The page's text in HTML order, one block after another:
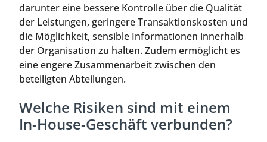
darunter eine bessere Kontrolle über die Qualität
der Leistungen, geringere Transaktionskosten und
die Möglichkeit, sensible Informationen innerhalb
der Organisation zu halten. Zudem ermöglicht es
eine engere Zusammenarbeit zwischen den
beteiligten Abteilungen.
Welche Risiken sind mit einem
In-House-Geschäft verbunden?